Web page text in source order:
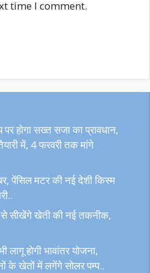
time I comment.
होगा सख्त सजा का प्रावधान,
में, 4 फरवरी तक मांगे
पेंसिल मटर की नई देशी किस्म
से सीखेंगे खेती की नई तकनीक,
लागू होगी भावांतर योजना,
के खेतों में लगेंगे सोलर पम्प..